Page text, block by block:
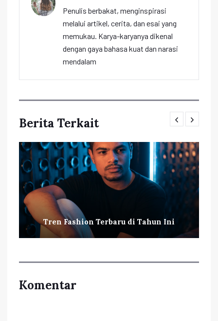
Penulis berbakat, menginspirasi
melalui artikel, cerita, dan esai yang
memukau. Karya-karyanya dikenal
dengan gaya bahasa kuat dan narasi
mendalam
Berita Terkait
Tren Fashion Terbaru di Tahun Ini
Komentar